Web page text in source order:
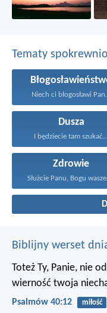
Tematy
Niech ci błogosławi
Dusza
I będziecie tam
Zdrowie
Biblijny werset
Toteż Ty, Panie, nie
wierność twoja
Psalmów 40:12 miłość